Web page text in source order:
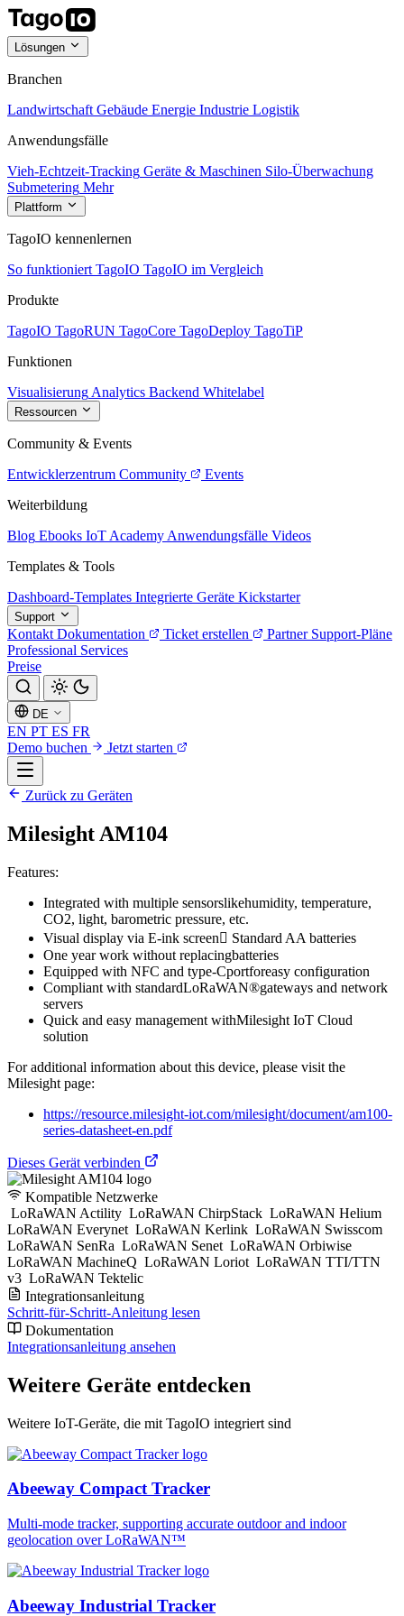
Lösungen
Branchen
Landwirtschaft Gebäude Energie Industrie Logistik
Anwendungsfälle
Vieh-Echtzeit-Tracking Geräte & Maschinen Silo-Überwachung
Submetering Mehr
Plattform
TagoIO kennenlernen
So funktioniert TagoIO TagoIO im Vergleich
Produkte
TagoIO TagoRUN TagoCore TagoDeploy TagoTiP
Funktionen
Visualisierung Analytics Backend Whitelabel
Ressourcen
Community & Events
Entwicklerzentrum Community
Events
Weiterbildung
Blog Ebooks IoT Academy Anwendungsfälle Videos
Templates & Tools
Dashboard-Templates Integrierte Geräte Kickstarter
Support
Kontakt Dokumentation Ticket erstellen Partner Support-Pläne
Professional Services
Preise
DE
EN PT ES FR
Demo buchen
Jetzt starten
Zurück zu Geräten
Milesight AM104
Features:
Integrated with multiple sensorslikehumidity, temperature,
CO2, light, barometric pressure, etc.
Visual display via E-ink screen Standard AA batteries
One year work without replacingbatteries
Equipped with NFC and type-Cportforeasy configuration
Compliant with standardLoRaWAN®gateways and network
servers
Quick and easy management withMilesight IoT Cloud
solution
For additional information about this device, please visit the
Milesight page:
https://resource.milesight-iot.com/milesight/document/am100-
series-datasheet-en.pdf
Dieses Gerät verbinden
Kompatible Netzwerke
LoRaWAN Actility LoRaWAN ChirpStack LoRaWAN Helium
LoRaWAN Everynet LoRaWAN Kerlink LoRaWAN Swisscom
LoRaWAN SenRa LoRaWAN Senet LoRaWAN Orbiwise
LoRaWAN MachineQ LoRaWAN Loriot LoRaWAN TTI/TTN
v3 LoRaWAN Tektelic
Integrationsanleitung
Schritt-für-Schritt-Anleitung lesen
Dokumentation
Integrationsanleitung ansehen
Weitere Geräte entdecken
Weitere IoT-Geräte, die mit TagoIO integriert sind
Abeeway Compact Tracker
Multi-mode tracker, supporting accurate outdoor and indoor
geolocation over LoRaWAN™
Abeeway Industrial Tracker